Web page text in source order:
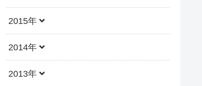
2015年
2014年
2013年